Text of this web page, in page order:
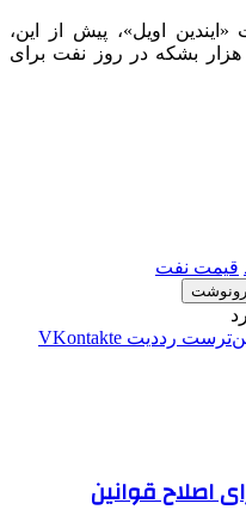
اویل»، پیش از این،
با روسیه برای خرید ۴۹۰ هزار بشکه در روز نفت برای
قيمت نفت
‫رددیت ‫VKontakte
اصلاح قوانین